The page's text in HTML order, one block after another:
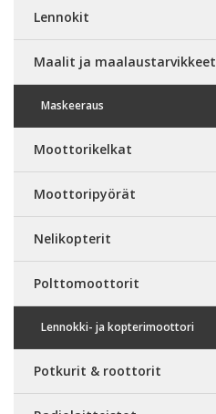
Lennokit
Maalit ja maalaustarvikkeet
Maskeeraus
Moottorikelkat
Moottoripyörät
Nelikopterit
Polttomoottorit
Lennokki- ja kopterimoottori
Potkurit & roottorit